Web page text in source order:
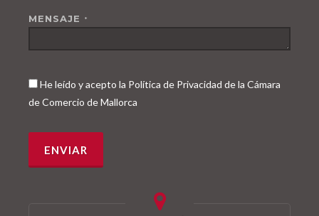
MENSAJE *
He leído y acepto la Política de Privacidad de la Cámara
de Comercio de Mallorca